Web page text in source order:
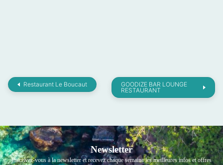
Restaurant Le Boucaut
GOODIZE BAR LOUNGE
RESTAURANT
Newsletter
Inscrivez-vous à la newsletter et recevez chaque semaine les meilleures infos et offres